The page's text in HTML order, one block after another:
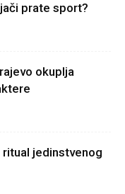
prate sport?
okuplja
ritual jedinstvenog